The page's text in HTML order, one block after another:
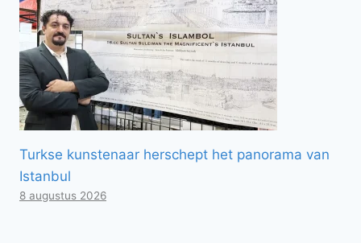
Turkse kunstenaar herschept het panorama van
Istanbul
8 augustus 2026